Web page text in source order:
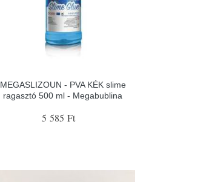
MEGASLIZOUN - PVA KÉK slime
ragasztó 500 ml - Megabublina
5 585 Ft